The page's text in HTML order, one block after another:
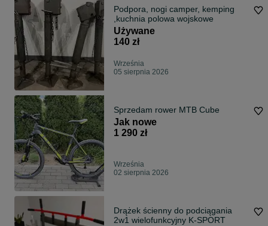
Podpora, nogi camper, kemping
,kuchnia polowa wojskowe
Używane
140 zł
Września
05 sierpnia 2026
Sprzedam rower MTB Cube
Jak nowe
1 290 zł
Września
02 sierpnia 2026
Drążek ścienny do podciągania
2w1 wielofunkcyjny K-SPORT